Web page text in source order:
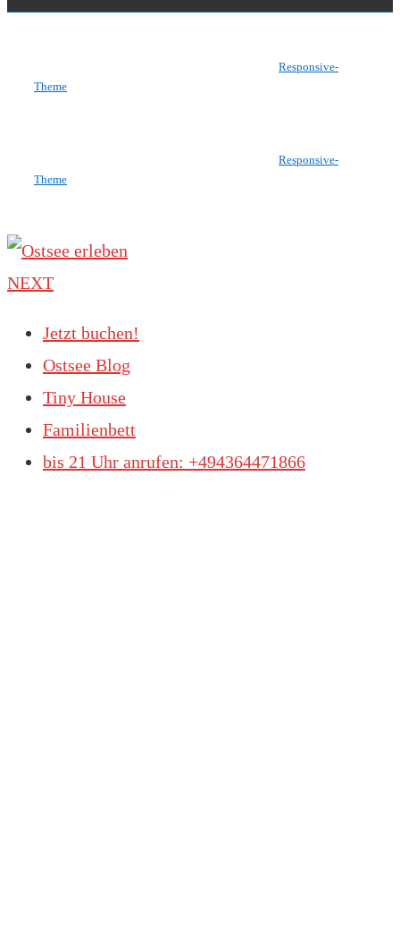
Responsive-
Theme
Responsive-
Theme
NEXT
Jetzt buchen!
Ostsee Blog
Tiny House
Familienbett
bis 21 Uhr anrufen: +494364471866